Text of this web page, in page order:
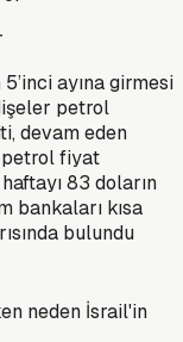
ayına girmesi
petrol
devam eden
fiyat
83 doların
bankaları kısa
bulundu